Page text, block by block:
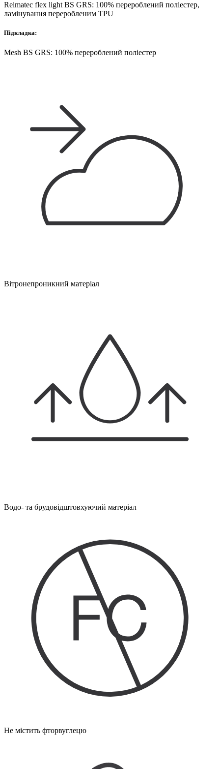
Reimatec flex light BS GRS: 100% перероблений поліестер,
ламінування переробленим TPU
Підкладка:
Mesh BS GRS: 100% перероблений поліестер
Вітронепроникний матеріал
Водо- та брудовідштовхуючий матеріал
Не містить фторвуглецю